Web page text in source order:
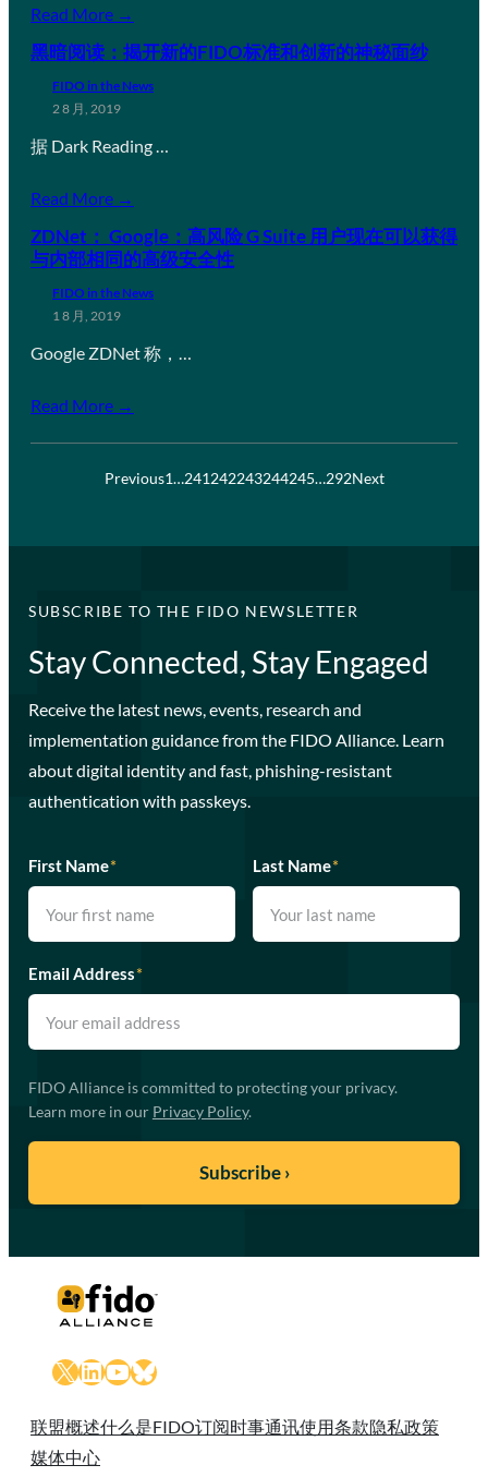
Read More →
黑暗阅读：揭开新的FIDO标准和创新的神秘面纱
FIDO in the News
2 8 月, 2019
据 Dark Reading …
Read More →
ZDNet： Google：高风险 G Suite 用户现在可以获得
与内部相同的高级安全性
FIDO in the News
1 8 月, 2019
Google ZDNet 称，…
Read More →
Previous1…241242243244245…292Next
SUBSCRIBE TO THE FIDO NEWSLETTER
Stay Connected, Stay Engaged
Receive the latest news, events, research and
implementation guidance from the FIDO Alliance. Learn
about digital identity and fast, phishing-resistant
authentication with passkeys.
First Name* Last Name*
Email Address*
FIDO Alliance is committed to protecting your privacy.
Learn more in our Privacy Policy.
X LinkedIn
YouTube
Bluesky
联盟概述什么是FIDO订阅时事通讯使用条款隐私政策
媒体中心